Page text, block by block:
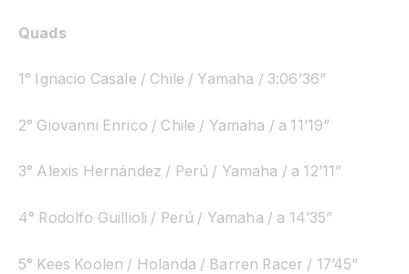
Quads
1° Ignacio Casale / Chile / Yamaha / 3:06’36”
2° Giovanni Enrico / Chile / Yamaha / a 11’19”
3° Alexis Hernández / Perú / Yamaha / a 12’11”
4° Rodolfo Guillioli / Perú / Yamaha / a 14’35”
5° Kees Koolen / Holanda / Barren Racer / 17’45”